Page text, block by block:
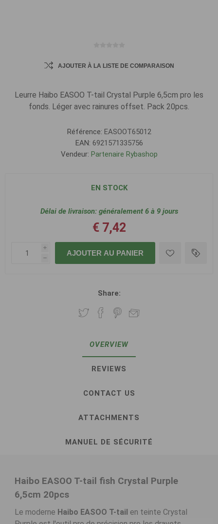
AJOUTER À LA LISTE DE COMPARAISON
Leurre Haibo EASOO T-tail Crystal Purple 6,5cm pro les
fonds. Léger avec rainures offset. Pack 20pcs.
Référence: EASOOT65012
EAN: 6921571335756
Vendeur: Partenaire Rybashop
EN STOCK
Délai de livraison: généralement 6 à 9 jours
€ 7,42
i
h
AJOUTER AU PANIER
Share:
OVERVIEW
REVIEWS
CONTACT US
ATTACHMENTS
MANUEL DE SÉCURITÉ
Haibo EASOO T-tail fish Crystal Purple
6,5cm 20pcs
Le moderne Haibo EASOO T-tail en teinte Crystal